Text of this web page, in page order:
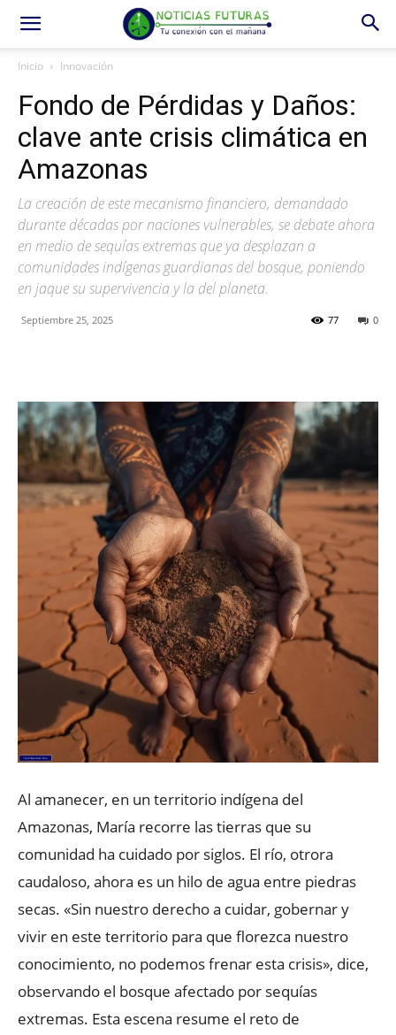
Inicio Innovación
Fondo de Pérdidas y Daños:
clave ante crisis climática en
Amazonas
La creación de este mecanismo financiero, demandado
durante décadas por naciones vulnerables, se debate ahora
en medio de sequías extremas que ya desplazan a
comunidades indígenas guardianas del bosque, poniendo
en jaque su supervivencia y la del planeta.
Septiembre 25, 2025 0
77
Al amanecer, en un territorio indígena del
Amazonas, María recorre las tierras que su
comunidad ha cuidado por siglos. El río, otrora
caudaloso, ahora es un hilo de agua entre piedras
secas. «Sin nuestro derecho a cuidar, gobernar y
vivir en este territorio para que florezca nuestro
conocimiento, no podemos frenar esta crisis», dice,
observando el bosque afectado por sequías
extremas. Esta escena resume el reto de